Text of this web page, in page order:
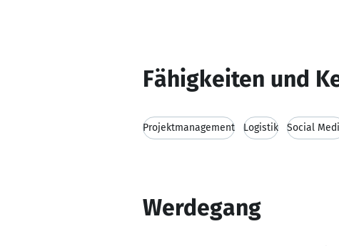
Fähigkeiten und
Projektmanagement Logistik Social
Werdegang